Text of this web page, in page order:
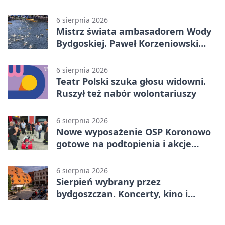
6 sierpnia 2026
Mistrz świata ambasadorem Wody
Bydgoskiej. Paweł Korzeniowski
6 sierpnia 2026
Teatr Polski szuka głosu widowni.
Ruszył też nabór wolontariuszy
6 sierpnia 2026
Nowe wyposażenie OSP Koronowo
gotowe na podtopienia i akcje
6 sierpnia 2026
Sierpień wybrany przez
bydgoszczan. Koncerty, kino i